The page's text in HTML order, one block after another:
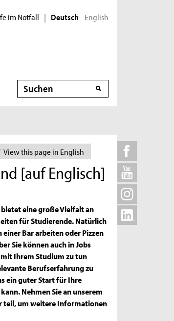
im Notfall | Deutsch English
Suche
View this page in English
[auf Englisch]
eine große Vielfalt an
für Studierende. Natürlich
einer Bar arbeiten oder Pizzen
Sie können auch in Jobs
Ihrem Studium zu tun
Berufserfahrung zu
ein guter Start für Ihre
Nehmen Sie an unserem
teil, um weitere Informationen